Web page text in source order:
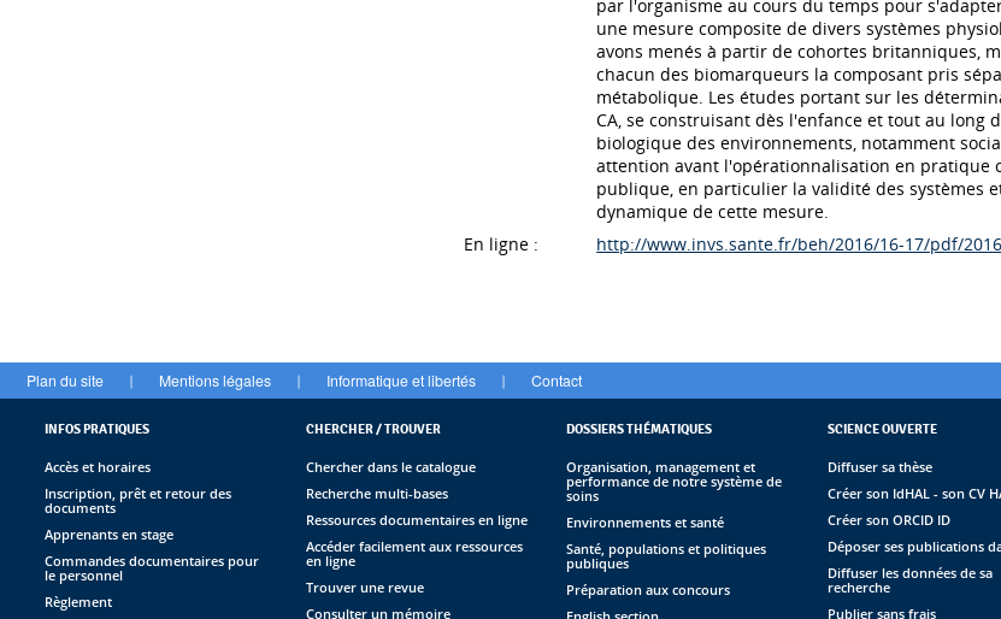
par l'organisme au cours du temps pour
une mesure composite de divers systèmes
avons menés à partir de cohortes britanniques,
chacun des biomarqueurs la composant pris
métabolique. Les études portant sur les
CA, se construisant dès l'enfance et tout au
biologique des environnements, notamment
attention avant l'opérationnalisation en pratique
publique, en particulier la validité des systèmes
dynamique de cette mesure.
En ligne :
http://www.invs.sante.fr/beh/2016/16-17/pdf/
Plan du site | Mentions légales | Informatique et libertés | Contact
INFOS PRATIQUES
Accès et horaires
Inscription, prêt et retour des
documents
Apprenants en stage
Commandes documentaires pour
le personnel
Règlement
CHERCHER / TROUVER
Chercher dans le catalogue
Recherche multi-bases
Ressources documentaires en ligne
Accéder facilement aux ressources
en ligne
Trouver une revue
Consulter un mémoire
DOSSIERS THÉMATIQUES
Organisation, management et
performance de notre système de
soins
Environnements et santé
Santé, populations et politiques
publiques
Préparation aux concours
SCIENCE OUVERTE
Diffuser sa thèse
Créer son IdHAL - son CV
Créer son ORCID ID
Déposer ses publications
Diffuser les données de sa
recherche
Publier sans frais